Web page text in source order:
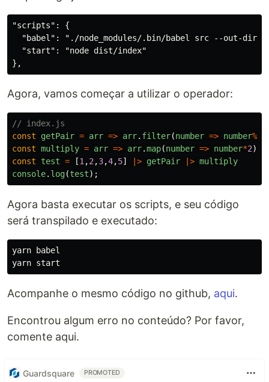
"scripts": {
"babel": "./node_modules/.bin/babel src --out-dir
  "start": "node dist/index"
Agora, vamos começar a utilizar o operador:
// index.js
const
getPair = arr => arr. filter(number => number%
const multiply = arr => arr.map(number => number*2)
const
test = [1 ,2 ,3,4,5] |> getPair |> multiply
console. log(test);
Agora basta executar os scripts, e seu código
será transpilado e executado:
yarn babel
Acompanhe o mesmo código no github, aqui.
Encontrou algum erro no conteúdo? Por favor,
comente aqui.
Guardsquare PROMOTED